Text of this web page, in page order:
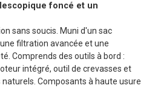
foncé et un
sans soucis. Muni d'un sac
filtration avancée et une
Comprends des outils à bord :
intégré, outil de crevasses et
naturels. Composants à haute usure